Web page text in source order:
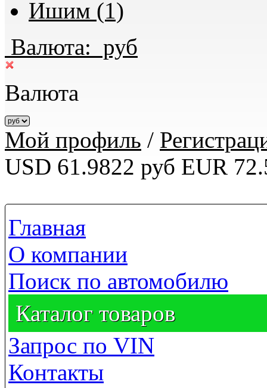
Ишим (1)
Валюта: руб
Валюта
Мой профиль /
USD 61.9822 руб EUR
Главная
О компании
Поиск по автомобилю
Каталог товаров
Запрос по VIN
Контакты